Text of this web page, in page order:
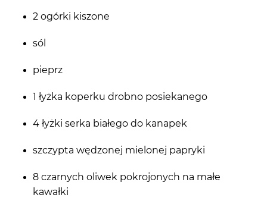
2 ogórki kiszone
sól
pieprz
1 łyżka koperku drobno posiekanego
4 łyżki serka białego do kanapek
szczypta wędzonej mielonej papryki
8 czarnych oliwek pokrojonych na małe
kawałki